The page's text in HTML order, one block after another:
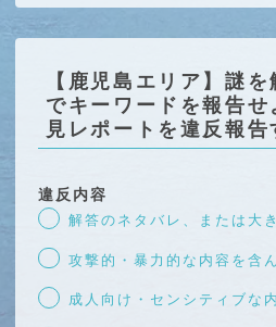
【鹿児島エリア】謎
でキーワードを報告
見レポートを違反報告
違反内容
解答のネタバレ、または大
攻撃的・暴力的な内容を含
成人向け・センシティブな